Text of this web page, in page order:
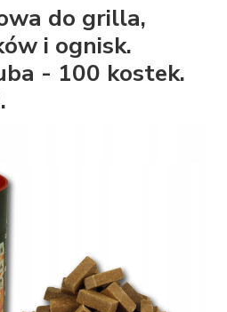
do grilla,
i ognisk.
- 100 kostek.